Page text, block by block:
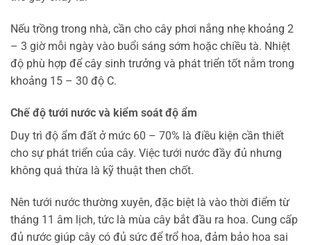
Nếu trồng trong nhà, cần cho cây phơi nắng nhẹ khoảng 2
– 3 giờ mỗi ngày vào buổi sáng sớm hoặc chiều tà. Nhiệt
độ phù hợp để cây sinh trưởng và phát triển tốt nằm trong
khoảng 15 – 30 độ C.
Chế độ tưới nước và kiểm soát độ ẩm
Duy trì độ ẩm đất ở mức 60 – 70% là điều kiện cần thiết
cho sự phát triển của cây. Việc tưới nước đầy đủ nhưng
không quá thừa là kỹ thuật then chốt.
Nên tưới nước thường xuyên, đặc biệt là vào thời điểm từ
tháng 11 âm lịch, tức là mùa cây bắt đầu ra hoa. Cung cấp
đủ nước giúp cây có đủ sức để trổ hoa, đảm bảo hoa sai